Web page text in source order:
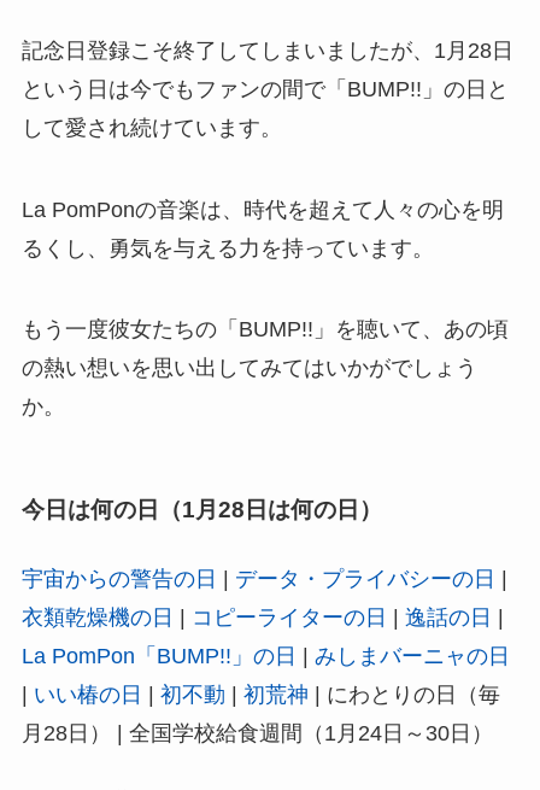
A. かつては日本記念日協会に登録されていました
が、現在は削除されています。ただし、ファンの
間では1月28日は今でも“BUMP!!の日”として大切に
Q3. La PomPonの曲は今でも聴ける？
サービスで視聴できます。「BUMP!!」のMVも今
なお多くのファンが再生しており、彼女たちの輝
きは今も色あせていません。
念日）まとめ
La PomPon「BUMP!!」の日は、6人の少女たちが
夢と希望を携えて音楽の世界に飛び込んだ記念日
です。